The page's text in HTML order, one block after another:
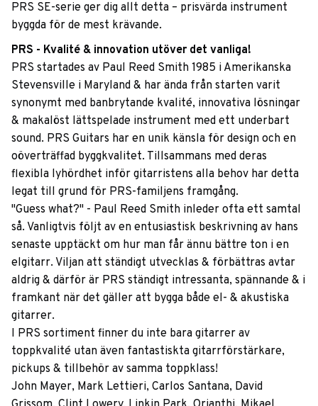
PRS SE-serie ger dig allt detta – prisvärda instrument
byggda för de mest krävande.
PRS - Kvalité & innovation utöver det vanliga!
PRS startades av Paul Reed Smith 1985 i Amerikanska
Stevensville i Maryland & har ända från starten varit
synonymt med banbrytande kvalité, innovativa lösningar
& makalöst lättspelade instrument med ett underbart
sound. PRS Guitars har en unik känsla för design och en
oöverträffad byggkvalitet. Tillsammans med deras
flexibla lyhördhet inför gitarristens alla behov har detta
legat till grund för PRS-familjens framgång.
"Guess what?" - Paul Reed Smith inleder ofta ett samtal
så. Vanligtvis följt av en entusiastisk beskrivning av hans
senaste upptäckt om hur man får ännu bättre ton i en
elgitarr. Viljan att ständigt utvecklas & förbättras avtar
aldrig & därför är PRS ständigt intressanta, spännande & i
framkant när det gäller att bygga både el- & akustiska
gitarrer.
I PRS sortiment finner du inte bara gitarrer av
toppkvalité utan även fantastiskta gitarrförstärkare,
pickups & tillbehör av samma toppklass!
John Mayer, Mark Lettieri, Carlos Santana, David